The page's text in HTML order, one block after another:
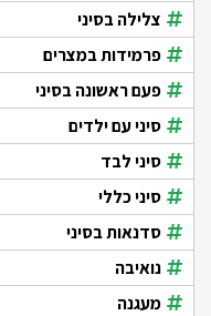
צלילה בסיני
פרמידות במצרים
פעם ראשונה בסיני
סיני עם ילדים
סיני לבד
סיני כללי
סדנאות בסיני
נואיבה
מעגנה